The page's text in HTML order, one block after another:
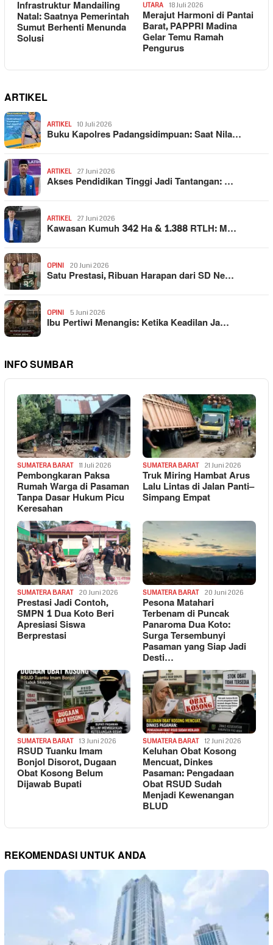
Infrastruktur Mandailing
Natal: Saatnya Pemerintah
Sumut Berhenti Menunda
Solusi
UTARA
18 Juli 2026
Merajut Harmoni di Pantai
Barat, PAPPRI Madina
Gelar Temu Ramah
Pengurus
ARTIKEL
ARTIKEL 10 Juli 2026
Buku Kapolres Padangsidimpuan: Saat Nila…
ARTIKEL 27 Juni 2026
Akses Pendidikan Tinggi Jadi Tantangan: …
ARTIKEL 27 Juni 2026
Kawasan Kumuh 342 Ha & 1.388 RTLH: M…
OPINI 20 Juni 2026
Satu Prestasi, Ribuan Harapan dari SD Ne…
OPINI 5 Juni 2026
Ibu Pertiwi Menangis: Ketika Keadilan Ja…
INFO SUMBAR
SUMATERA BARAT 11 Juli 2026
Pembongkaran Paksa
Rumah Warga di Pasaman
Tanpa Dasar Hukum Picu
Keresahan
SUMATERA BARAT 21 Juni 2026
Truk Miring Hambat Arus
Lalu Lintas di Jalan Panti–
Simpang Empat
SUMATERA BARAT 20 Juni 2026
Prestasi Jadi Contoh,
SMPN 1 Dua Koto Beri
Apresiasi Siswa
Berprestasi
SUMATERA BARAT 20 Juni 2026
Pesona Matahari
Terbenam di Puncak
Panaroma Dua Koto:
Surga Tersembunyi
Pasaman yang Siap Jadi
Desti…
SUMATERA BARAT 13 Juni 2026
RSUD Tuanku Imam
Bonjol Disorot, Dugaan
Obat Kosong Belum
Dijawab Bupati
SUMATERA BARAT 12 Juni 2026
Keluhan Obat Kosong
Mencuat, Dinkes
Pasaman: Pengadaan
Obat RSUD Sudah
Menjadi Kewenangan
BLUD
REKOMENDASI UNTUK ANDA